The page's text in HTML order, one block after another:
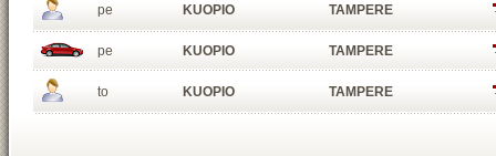
pe KUOPIO TAMPERE
pe KUOPIO TAMPERE
to KUOPIO TAMPERE